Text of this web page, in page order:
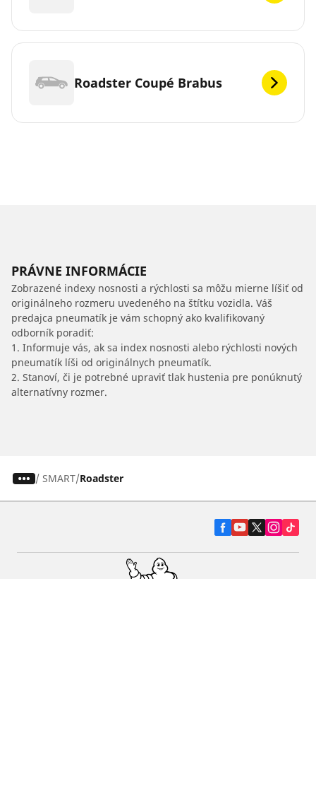
Roadster Coupé Brabus
PRÁVNE INFORMÁCIE
Zobrazené indexy nosnosti a rýchlosti sa môžu mierne líšiť od
originálneho rozmeru uvedeného na štítku vozidla. Váš
predajca pneumatík je vám schopný ako kvalifikovaný
odborník poradiť:
1. Informuje vás, ak sa index nosnosti alebo rýchlosti nových
pneumatík líši od originálnych pneumatík.
2. Stanoví, či je potrebné upraviť tlak hustenia pre ponúknutý
alternatívny rozmer.
/ SMART Roadster